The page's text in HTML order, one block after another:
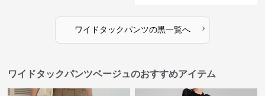
ワイドタックパンツの黒一覧へ ›
ワイドタックパンツベージュのおすすめアイテム